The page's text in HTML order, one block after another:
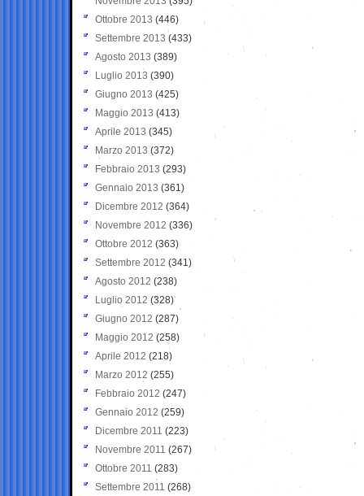
Ottobre 2013 (446)
Settembre 2013 (433)
Agosto 2013 (389)
Luglio 2013 (390)
Giugno 2013 (425)
Maggio 2013 (413)
Aprile 2013 (345)
Marzo 2013 (372)
Febbraio 2013 (293)
Gennaio 2013 (361)
Dicembre 2012 (364)
Novembre 2012 (336)
Ottobre 2012 (363)
Settembre 2012 (341)
Agosto 2012 (238)
Luglio 2012 (328)
Giugno 2012 (287)
Maggio 2012 (258)
Aprile 2012 (218)
Marzo 2012 (255)
Febbraio 2012 (247)
Gennaio 2012 (259)
Dicembre 2011 (223)
Novembre 2011 (267)
Ottobre 2011 (283)
Settembre 2011 (268)